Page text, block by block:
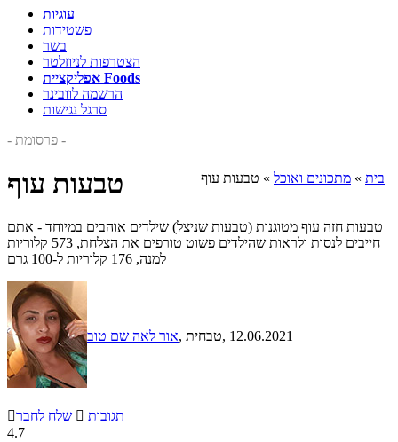
עוגיות
פשטידות
בשר
הצטרפות לניוזלטר
אפליקציית Foods
הרשמה לוובינר
סרגל נגישות
- פרסומת -
בית » מתכונים ואוכל » טבעות עוף טבעות עוף
טבעות חזה עוף מטוגנות (טבעות שניצל) שילדים אוהבים במיוחד - אתם
חייבים לנסות ולראות שהילדים פשוט טורפים את הצלחת, 573 קלוריות
למנה, 176 קלוריות ל-100 גרם
אור לאה שם טוב , טבחית, 12.06.2021
שלח לחבר  תגובות
4.7